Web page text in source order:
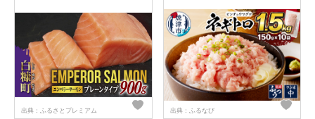
出典：ふるさとプレミアム 出典：ふるなび